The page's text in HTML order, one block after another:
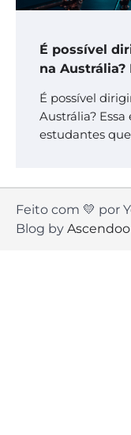
É possível
na Austrália?
É possível
Austrália?
estudantes
Feito com 💛 por
Blog by